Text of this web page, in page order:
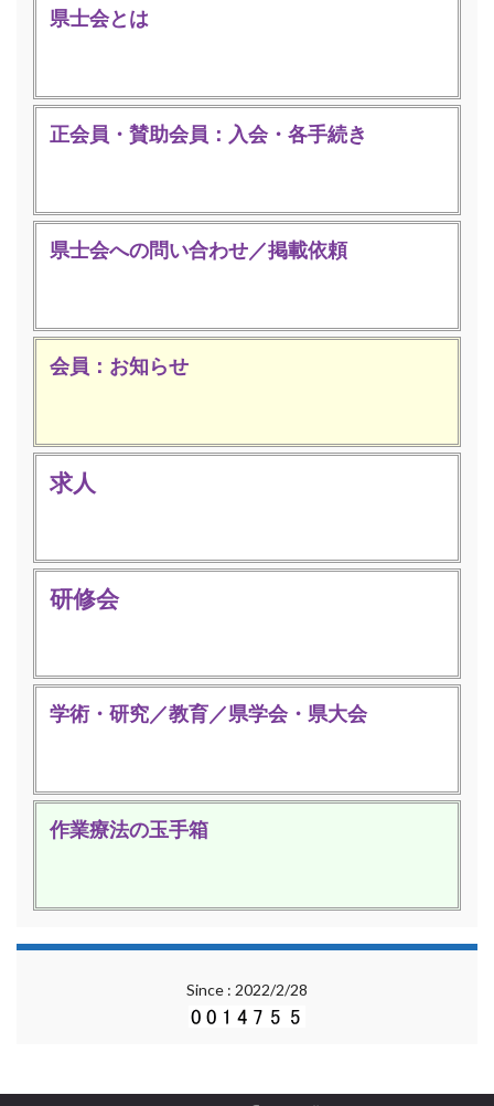
県士会とは
正会員・賛助会員：入会・各手続き
県士会への問い合わせ／掲載依頼
会員：お知らせ
求人
研修会
学術・研究／教育／県学会・県大会
作業療法の玉手箱
Since : 2022/2/28